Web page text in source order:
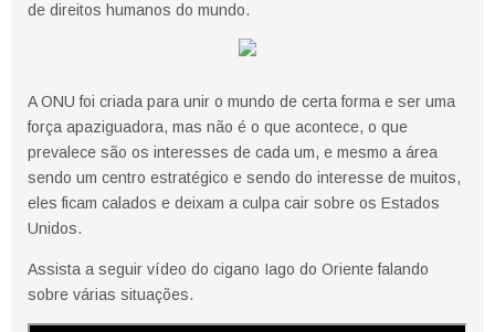
de direitos humanos do mundo.
A ONU foi criada para unir o mundo de certa forma e ser uma
força apaziguadora, mas não é o que acontece, o que
prevalece são os interesses de cada um, e mesmo a área
sendo um centro estratégico e sendo do interesse de muitos,
eles ficam calados e deixam a culpa cair sobre os Estados
Unidos.
Assista a seguir vídeo do cigano Iago do Oriente falando
sobre várias situações.